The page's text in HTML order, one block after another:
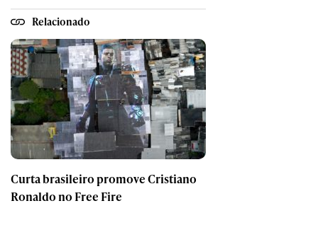
Relacionado
Curta brasileiro promove Cristiano
Ronaldo no Free Fire